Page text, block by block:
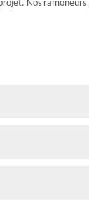
Nos